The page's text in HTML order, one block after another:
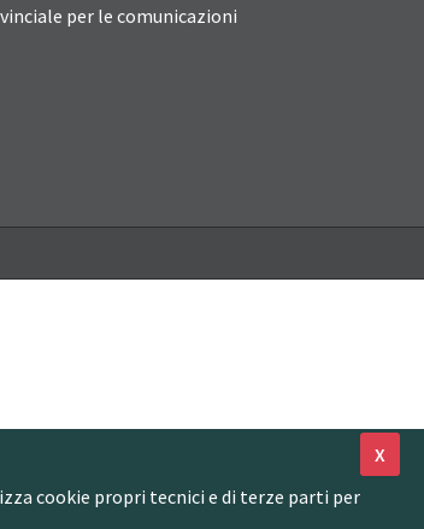
per le comunicazioni
X
cookie propri tecnici e di terze parti per